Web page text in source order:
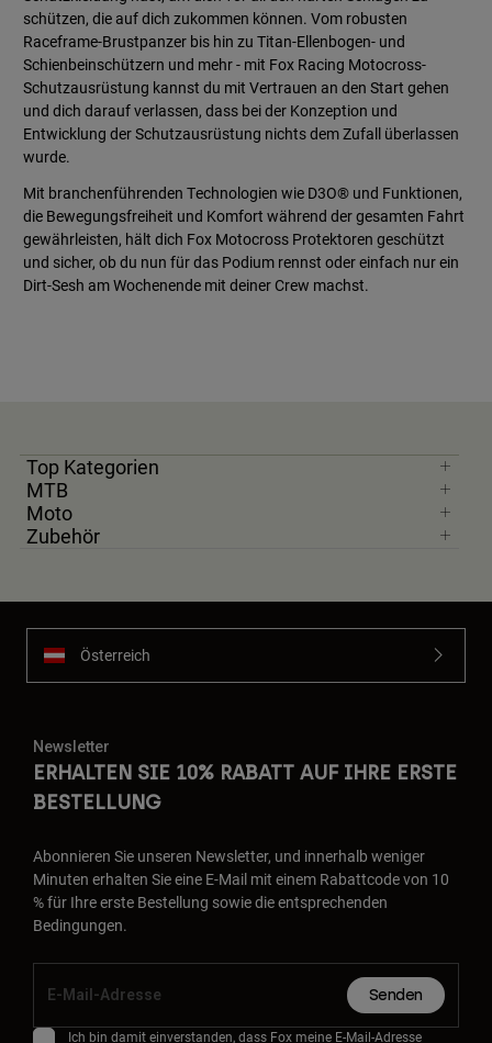
schützen, die auf dich zukommen können. Vom robusten
Raceframe-Brustpanzer bis hin zu Titan-Ellenbogen- und
Schienbeinschützern und mehr - mit Fox Racing Motocross-
Schutzausrüstung kannst du mit Vertrauen an den Start gehen
und dich darauf verlassen, dass bei der Konzeption und
Entwicklung der Schutzausrüstung nichts dem Zufall überlassen
wurde.
Mit branchenführenden Technologien wie D3O® und Funktionen,
die Bewegungsfreiheit und Komfort während der gesamten Fahrt
gewährleisten, hält dich Fox Motocross Protektoren geschützt
und sicher, ob du nun für das Podium rennst oder einfach nur ein
Dirt-Sesh am Wochenende mit deiner Crew machst.
Top Kategorien
MTB
Moto
Zubehör
Österreich
Newsletter
ERHALTEN SIE 10% RABATT AUF IHRE ERSTE
BESTELLUNG
Abonnieren Sie unseren Newsletter, und innerhalb weniger
Minuten erhalten Sie eine E-Mail mit einem Rabattcode von 10
% für Ihre erste Bestellung sowie die entsprechenden
Bedingungen.
Senden
Ich bin damit einverstanden, dass Fox meine E-Mail-Adresse